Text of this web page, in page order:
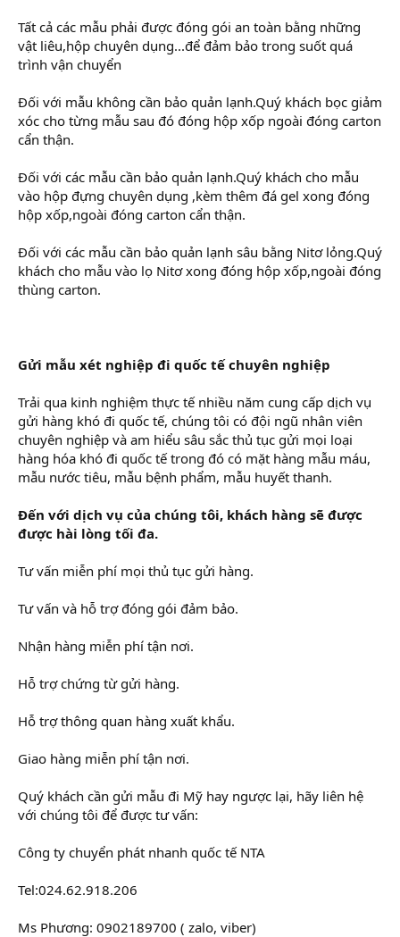
Tất cả các mẫu phải được đóng gói an toàn bằng những
vật liêu,hộp chuyên dụng...để đảm bảo trong suốt quá
trình vận chuyển
Đối với mẫu không cần bảo quản lạnh.Quý khách bọc giảm
xóc cho từng mẫu sau đó đóng hộp xốp ngoài đóng carton
cẩn thận.
Đối với các mẫu cần bảo quản lạnh.Quý khách cho mẫu
vào hộp đựng chuyên dụng ,kèm thêm đá gel xong đóng
hộp xốp,ngoài đóng carton cẩn thận.
Đối với các mẫu cần bảo quản lạnh sâu bằng Nitơ lỏng.Quý
khách cho mẫu vào lọ Nitơ xong đóng hộp xốp,ngoài đóng
thùng carton.
Gửi mẫu xét nghiệp đi quốc tế chuyên nghiệp
Trải qua kinh nghiệm thực tế nhiều năm cung cấp dịch vụ
gửi hàng khó đi quốc tế, chúng tôi có đội ngũ nhân viên
chuyên nghiệp và am hiểu sâu sắc thủ tục gửi mọi loại
hàng hóa khó đi quốc tế trong đó có mặt hàng mẫu máu,
mẫu nước tiêu, mẫu bệnh phẩm, mẫu huyết thanh.
Đến với dịch vụ của chúng tôi, khách hàng sẽ được
được hài lòng tối đa.
Tư vấn miễn phí mọi thủ tục gửi hàng.
Tư vấn và hỗ trợ đóng gói đảm bảo.
Nhận hàng miễn phí tận nơi.
Hỗ trợ chứng từ gửi hàng.
Hỗ trợ thông quan hàng xuất khẩu.
Giao hàng miễn phí tận nơi.
Quý khách cần gửi mẫu đi Mỹ hay ngược lại, hãy liên hệ
với chúng tôi để được tư vấn:
Công ty chuyển phát nhanh quốc tế NTA
Tel:024.62.918.206
Ms Phương: 0902189700 ( zalo, viber)